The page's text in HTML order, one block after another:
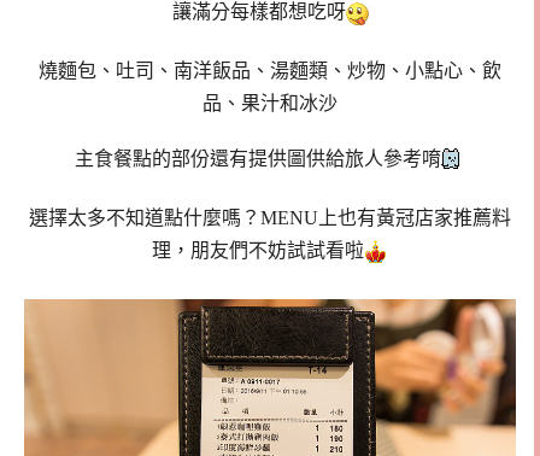
讓滿分每樣都想吃呀
燒麵包、吐司、南洋飯品、湯麵類、炒物、小點心、飲
品、果汁和冰沙
主食餐點的部份還有提供圖供給旅人參考唷
選擇太多不知道點什麼嗎？MENU上也有黃冠店家推薦料
理，朋友們不妨試試看啦